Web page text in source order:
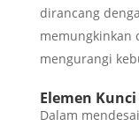
dirancang
memungkinkan
mengurangi
Elemen
Dalam